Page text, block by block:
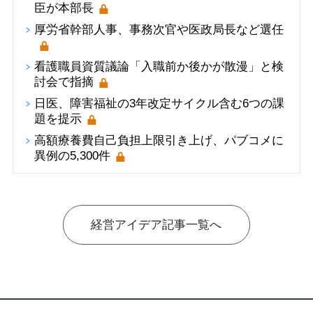
臣が本部長
厚労省幹部人事、事務次官や医政局長など選任
看護職員資質議論「入職前か後かが散漫」と検
討会で指摘
日医、障害福祉の3年改定サイクル含む6つの課
題を提示
高額療養費自己負担上限引き上げ、パブコメに
異例の5,300件
経営アイデア記事一覧へ